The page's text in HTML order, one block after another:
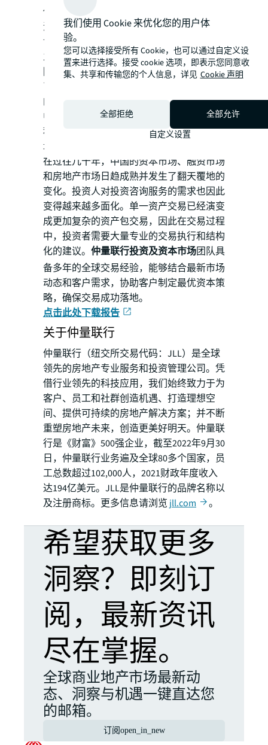
他们认为中国经济目前出现了一个短暂停
滞，但在未来的十年时间，中国有望晋升为
世界上最大的经济体。他们希望籍此‘时代
之机’积极参与中国下一阶段的经济发展。”
陈强华还表示：“最近境内外的基金对人民
币资本需求增加，本地投资机构和自用企业
的购买活动也有所提升。这说明当投资者对
中国本地市场有深入透彻的了解后，都希望
积极抓住市场价格调整的时机，捕捉未来的
增长机会。”
在过往几十年，中国的资本市场、融资市场
和房地产市场日趋成熟并发生了翻天覆地的
变化。投资人对投资咨询服务的需求也因此
变得越来越多面化。单一资产交易已经演变
成更加复杂的资产包交易，因此在交易过程
中，投资者需要大量专业的交易执行和结构
化的建议。 仲量联行投资及资本市场团队具
备多年的全球交易经验，能够结合最新市场
动态和客户需求，协助客户制定最优资本策
略，确保交易成功落地。
点击此处下载报告
关于仲量联行
仲量联行（纽交所交易代码：JLL）是全球
领先的房地产专业服务和投资管理公司。凭
借行业领先的科技应用，我们始终致力于为
客户、员工和社群创造机遇、打造理想空
间、提供可持续的房地产解决方案；并不断
重塑房地产未来，创造更美好明天。仲量联
行是《财富》500强企业，截至2022年9月30
日，仲量联行业务遍及全球80多个国家，员
工总数超过102,000人，2021财政年度收入
达194亿美元。JLL是仲量联行的品牌名称以
及注册商标。更多信息请浏览 jll.com 。
希望获取更多
洞察？即刻订
阅，最新资讯
尽在掌握。
全球商业地产市场最新动
态、洞察与机遇一键直达您
的邮箱。
订阅 open_in_new
我们使用 Cookie 来优化您的用户体
验。
您可以选择接受所有 Cookie，也可以通过自定义设
置来进行选择。接受 cookie 选项，即表示您同意收
集、共享和传输您的个人信息，详见 Cookie 声明
全部拒绝
全部允许
自定义设置